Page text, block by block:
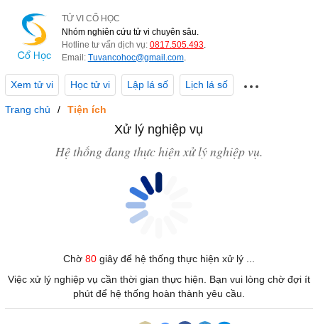
TỬ VI CỔ HỌC
Nhóm nghiên cứu tử vi chuyên sâu.
Hotline tư vấn dịch vụ: 0817.505.493.
Email: Tuvancohoc@gmail.com.
Xem tử vi Học tử vi Lập lá số Lịch lá số
Trang chủ Tiện ích
Xử lý nghiệp vụ
Hệ thống đang thực hiện xử lý nghiệp vụ.
Chờ 80giây để hệ thống thực hiện xử lý ...
Việc xử lý nghiệp vụ cần thời gian thực hiện. Bạn vui lòng chờ đợi ít
phút để hệ thống hoàn thành yêu cầu.